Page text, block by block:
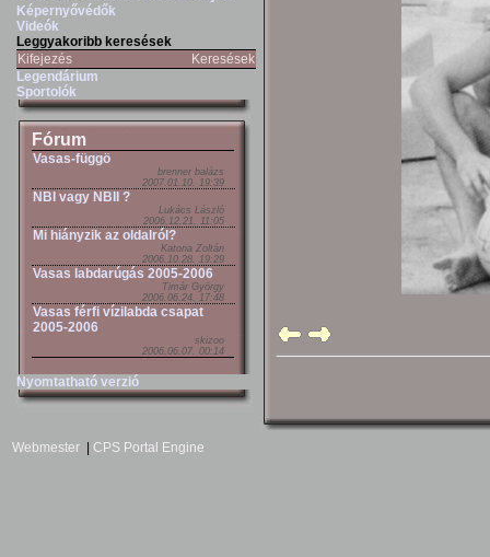
Képernyővédők
Videók
Leggyakoribb keresések
Kifejezés
Keresések
Legendárium
Sportolók
Fórum
Vasas-függö
brenner balázs
2007.01.10. 19:39
NBI vagy NBII ?
Lukács László
2006.12.21. 11:05
Mi hiányzik az oldalról?
Katona Zoltán
2006.10.28. 19:29
Vasas labdarúgás 2005-2006
Timár György
2006.06.24. 17:48
Vasas férfi vízilabda csapat
2005-2006
skizoo
2006.06.07. 00:14
Nyomtatható verzió
Webmester CPS Portal Engine